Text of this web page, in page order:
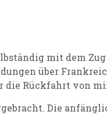
mit dem
über
die Rückfahrt von
Die